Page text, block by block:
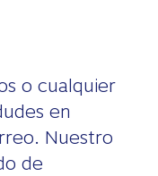
o cualquier
en
Nuestro
de